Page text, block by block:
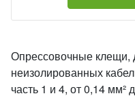
Опрессовочные клещи,
неизолированных
часть 1 и 4, от 0,14 мм²